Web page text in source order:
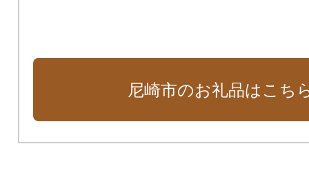
尼崎市のお礼品はこち